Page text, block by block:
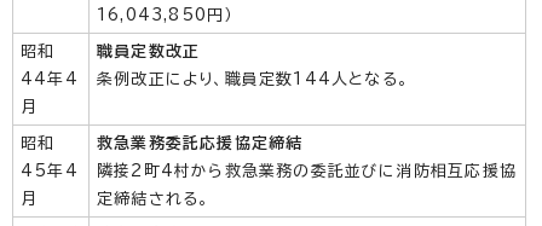
16,043,850円）
昭和
44年4
月
職員定数改正
条例改正により、職員定数144人となる。
昭和
45年4
月
救急業務委託応援協定締結
隣接2町4村から救急業務の委託並びに消防相互応援協
定締結される。